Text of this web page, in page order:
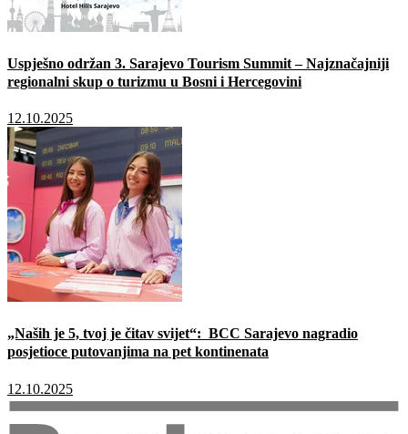
Uspješno održan 3. Sarajevo Tourism Summit – Najznačajniji
regionalni skup o turizmu u Bosni i Hercegovini
12.10.2025
„Naših je 5, tvoj je čitav svijet“: BCC Sarajevo nagradio
posjetioce putovanjima na pet kontinenata
12.10.2025